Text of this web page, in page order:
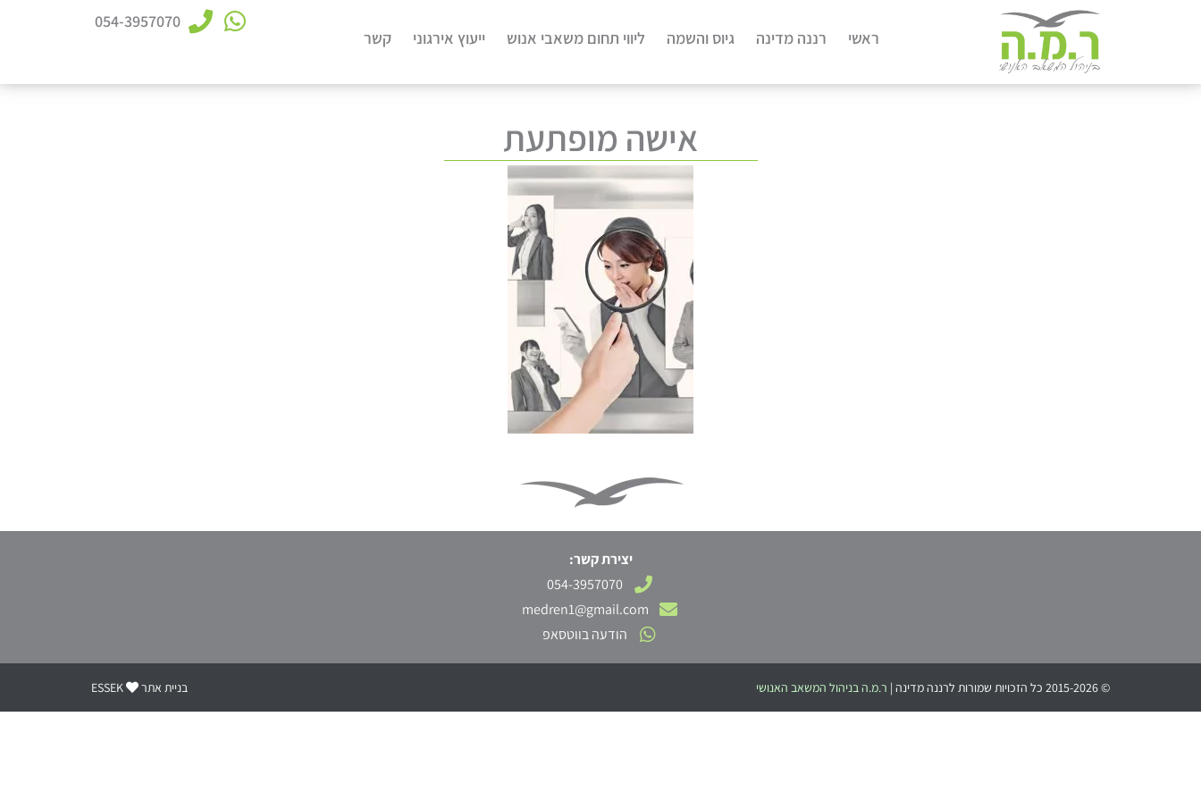
ראשי רננה מדינה גיוס והשמה ליווי תחום משאבי אנוש ייעוץ אירגוני קשר
054-3957070
אישה מופתעת
יצירת קשר:
054-3957070
medren1@gmail.com
הודעה בווטסאפ
© 2015-2026 כל הזכויות שמורות לרננה מדינה | ר.מ.ה בניהול המשאב האנושי בניית אתר